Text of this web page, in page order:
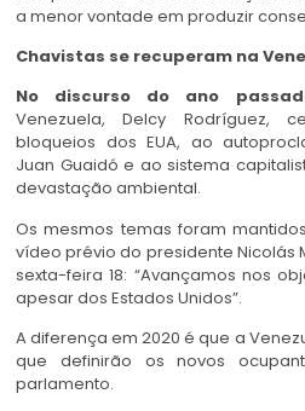
a menor vontade em produzir
Chavistas se recuperam na
No discurso do ano
Venezuela, Delcy Rodríguez,
bloqueios dos EUA, ao
Juan Guaidó e ao sistema
devastação ambiental.
Os mesmos temas foram
vídeo prévio do presidente Nicolás
sexta-feira 18: “Avançamos nos
apesar dos Estados Unidos”.
A diferença em 2020 é que a
que definirão os novos
parlamento.